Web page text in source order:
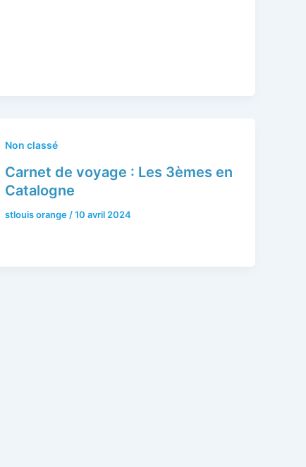
Non classé
Carnet de voyage : Les 3èmes en
Catalogne
stlouis orange /10 avril 2024